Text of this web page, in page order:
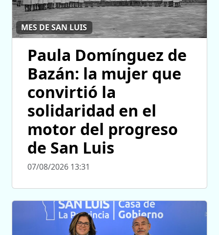
MES DE SAN LUIS
Paula Domínguez de
Bazán: la mujer que
convirtió la
solidaridad en el
motor del progreso
de San Luis
07/08/2026 13:31